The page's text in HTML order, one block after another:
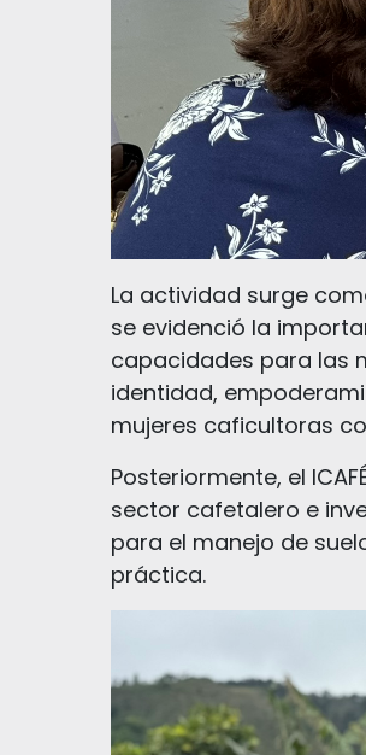
La actividad surge
se evidenció la
capacidades para las
identidad,
mujeres caficultoras
Posteriormente, el
sector cafetalero e
para el manejo de
práctica.